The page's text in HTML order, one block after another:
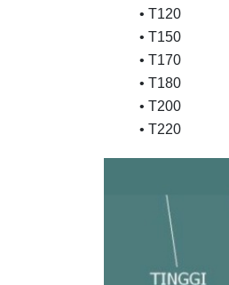
• T120
• T150
• T170
• T180
• T200
• T220